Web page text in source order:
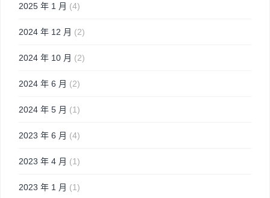
2025 年 1 月 (4)
2024 年 12 月 (2)
2024 年 10 月 (2)
2024 年 6 月 (2)
2024 年 5 月 (1)
2023 年 6 月 (4)
2023 年 4 月 (1)
2023 年 1 月 (1)